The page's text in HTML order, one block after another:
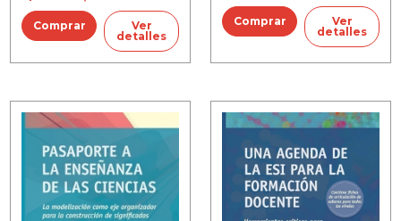
sociales
Ver
detalles
Ver
detalles